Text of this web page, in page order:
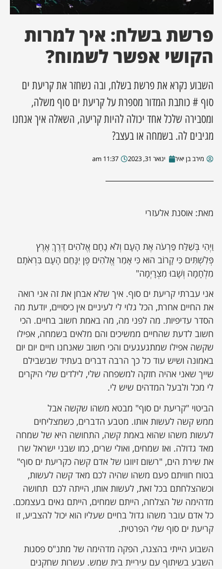
מקומית
עסקים
פרשת בשלח: איך למרות
הקושי אפשר לשמוח?
השבוע נקרא את פרשת בשלח, ובה נשחזר את קריעת ים
סוף # כותבת המדור מספרת על קריעת ים סוף משלה,
ומסבירה שלכל אחד יכולה להיות קריעה, השאלה איך אנחנו
מגיבים לה. בשמחה או בעצב?
מירב בן יאיר ינואר 31, 2023 11:37 am
מאת: אוסנת אלעזרי
וַיְהִי בְּשַׁלַּח פַּרְעֹה אֶת הָעָם וְלֹא נָחָם אֱלֹהִים דֶּרֶךְ אֶרֶץ
פְּלִשְׁתִּים כִּי קָרוֹב הוּא כִּי אָמַר אֱלֹהִים פֶּן יִנָּחֵם הָעָם בִּרְאֹתָם
מִלְחָמָה וְשָׁבוּ מִצְרָיְמָה"
אני עברתי קריעת ים סוף. איך שלא אבחן את זה אני רואה
את החיים אחרת, הכל גלוי לי לעיניים אין כיסויים, יודעת מה
הסדר עדיפיות. מה לפני מה, מה באמת חשוב בחיים. הכי
חשוב לדעת שהחיים ממשיכים והם מלאים בשמחה, אפילו
שקשה אפילו שמתגעגעים והכי חשוב שאנחנו חיים יום יום
באמונה ושיש עוד כל כך הרבה דברים בעתיד שבשבילם
שייך שאני אהיה חזקה למשפחה שלי, לילדים שלי היקרים
לי מכל ולבעל המדהים שיש לי.
הביטוי "קריעת ים סוף" מבטא משהו שקשה אבל
ממש קשה לעשות אותו. מטבע הדברים, כשמצליחים
לעשות משהו שהוא באמת קשה, התחושה היא של שמחה
מאד גדולה. ואז שמחים, ואולי שרים, כמו שבני ישראל שרו
את שירת הים, "רשום זיווגו של אדם קשה כקריעת ים סוף"
בטוח חוויתם פעם משהו שהיה לכם מאד קשה לעשות,
וכשהצלחתם בכל זאת, לעשות אותו, הייתה לכם תחושה
מדהימה של הצלחה, הייתם שמחים, הייתם גאים בעצמכם.
כל אדם עובר משהו גדול בחיים שעליו הוא יכול להצביע, זו
קריעת ים סוף שלי הפרטית.
השבוע הייתי בהצגה, הפקה מדהימה של מתנ"ס פסגות
השבע בשיתוף עם עיריית בית שמש. עשרות שחקנים